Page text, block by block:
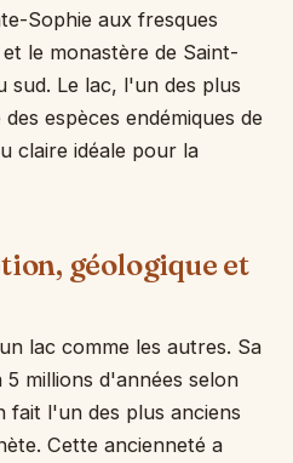
Sophie aux fresques
le monastère de Saint-
sud. Le lac, l'un des plus
espèces endémiques de
claire idéale pour la
géologique et
lac comme les autres. Sa
millions d'années selon
fait l'un des plus anciens
Cette ancienneté a